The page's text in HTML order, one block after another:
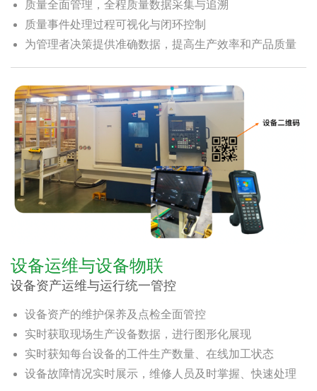
质量全面管理，全程质量数据采集与追溯
质量事件处理过程可视化与闭环控制
为管理者决策提供准确数据，提高生产效率和产品质量
设备运维与设备物联
设备资产运维与运行统一管控
设备资产的维护保养及点检全面管控
实时获取现场生产设备数据，进行图形化展现
实时获知每台设备的工件生产数量、在线加工状态
设备故障情况实时展示，维修人员及时掌握、快速处理